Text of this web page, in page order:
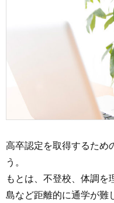
高卒認定を取得するため
う。
もとは、不登校、体調を
島など距離的に通学が難